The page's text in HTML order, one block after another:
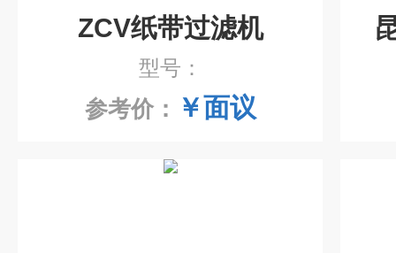
ZCV纸带过滤机
型号：
参考价： ￥面议